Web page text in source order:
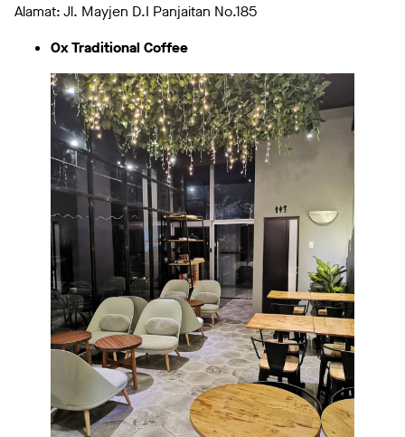
Alamat: Jl. Mayjen D.I Panjaitan No.185
Ox Traditional Coffee